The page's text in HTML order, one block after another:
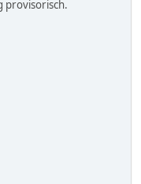
provisorisch.